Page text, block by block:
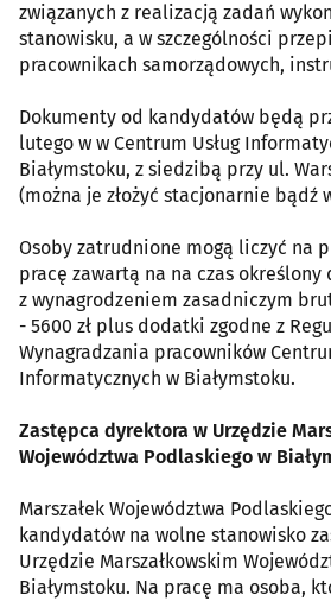
związanych z realizacją zadań
stanowisku, a w szczególności
pracownikach samorządowych,
Dokumenty od kandydatów będą
lutego w w Centrum Usług
Białymstoku, z siedzibą przy ul.
(można je złożyć stacjonarnie bądź
Osoby zatrudnione mogą liczyć na
pracę zawartą na na czas
z wynagrodzeniem zasadniczym
- 5600 zł plus dodatki zgodne z
Wynagradzania pracowników
Informatycznych w Białymstoku.
Zastępca dyrektora w Urzędzie
Województwa Podlaskiego w
Marszałek Województwa
kandydatów na wolne stanowisko
Urzędzie Marszałkowskim
Białymstoku. Na pracę ma osoba,